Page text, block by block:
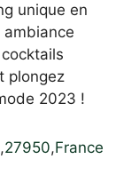
unique en
plongez
2023 !
,27950,France